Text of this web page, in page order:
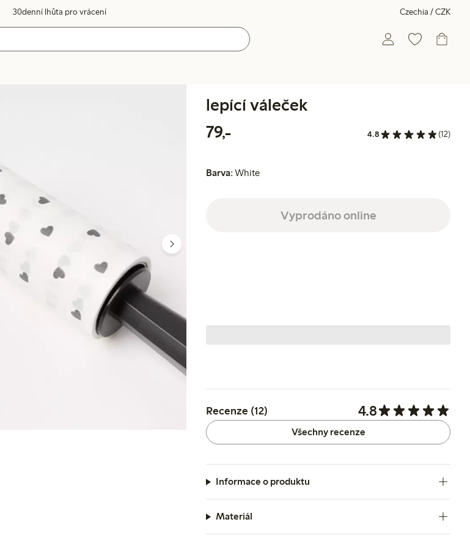
30denní lhůta pro vrácení Czechia / CZK
lepící váleček
79,-
4.8 (12)
Barva:White
Vyprodáno online
Recenze (12) 4.8
Všechny recenze
Informace o produktu
Materiál